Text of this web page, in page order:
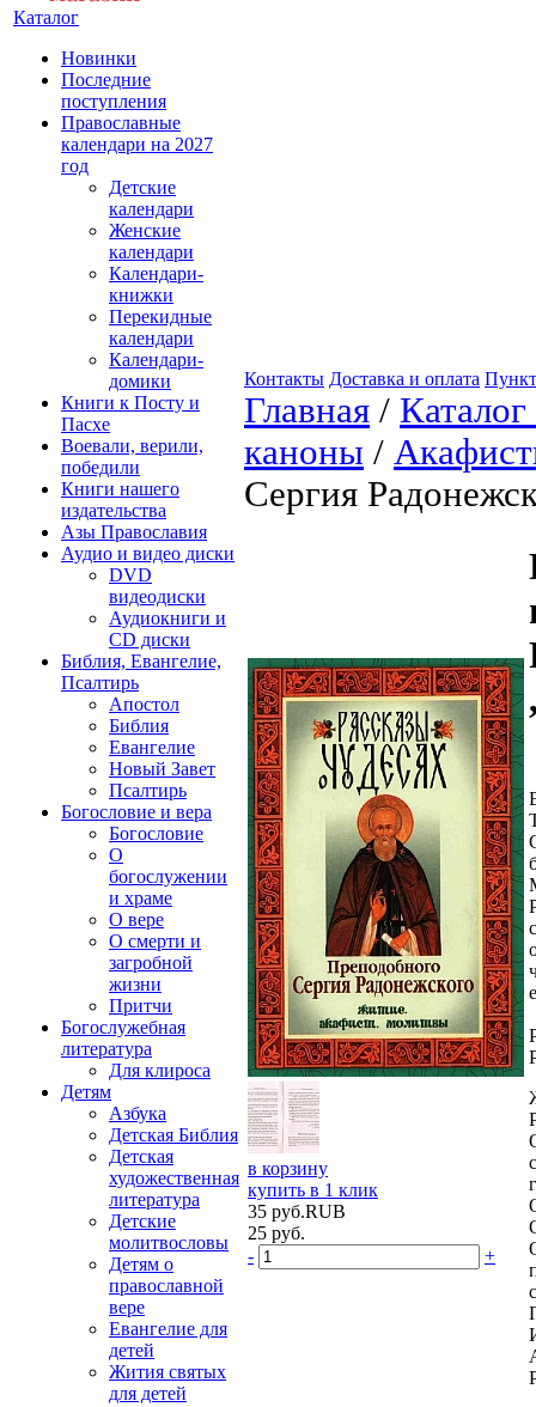
Каталог
Новинки
Последние
поступления
Православные
календари на 2027
год
Детские
календари
Женские
календари
Календари-
книжки
Перекидные
календари
Календари-
домики
Книги к Посту и
Пасхе
Воевали, верили,
победили
Книги нашего
издательства
Азы Православия
Аудио и видео диски
DVD
видеодиски
Аудиокниги и
CD диски
Библия, Евангелие,
Псалтирь
Апостол
Библия
Евангелие
Новый Завет
Псалтирь
Богословие и вера
Богословие
О
богослужении
и храме
О вере
О смерти и
загробной
жизни
Притчи
Богослужебная
литература
Для клироса
Детям
Азбука
Детская Библия
Детская
художественная
литература
Детские
молитвословы
Детям о
православной
вере
Евангелие для
детей
Жития святых
для детей
Контакты Доставка и оплата
Главная /
каноны /
Сергия
в корзину
купить в 1 клик
35 руб.RUB
25 руб.
-
+